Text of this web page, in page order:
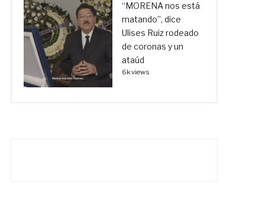
“MORENA nos está
matando”, dice
Ulises Ruiz rodeado
de coronas y un
ataúd
6k views